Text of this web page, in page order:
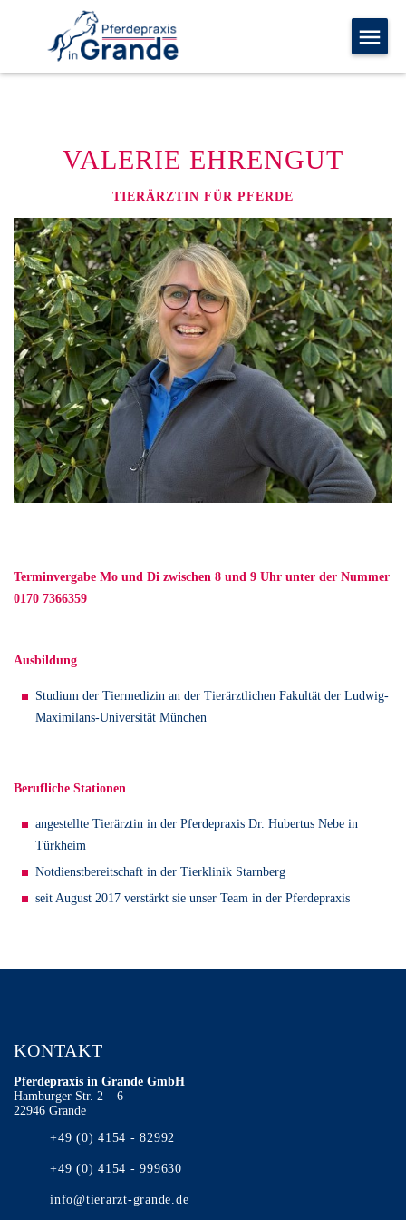
VALERIE EHRENGUT
TIERÄRZTIN FÜR PFERDE
Terminvergabe Mo und Di zwischen 8 und 9 Uhr unter der Nummer
0170 7366359
Ausbildung
Studium der Tiermedizin an der Tierärztlichen Fakultät der Ludwig-
Maximilans-Universität München
Berufliche Stationen
angestellte Tierärztin in der Pferdepraxis Dr. Hubertus Nebe in
Türkheim
Notdienstbereitschaft in der Tierklinik Starnberg
seit August 2017 verstärkt sie unser Team in der Pferdepraxis
KONTAKT
Pferdepraxis in Grande GmbH
Hamburger Str. 2 – 6
22946 Grande
+49 (0) 4154 - 82992
+49 (0) 4154 - 999630
info@tierarzt-grande.de